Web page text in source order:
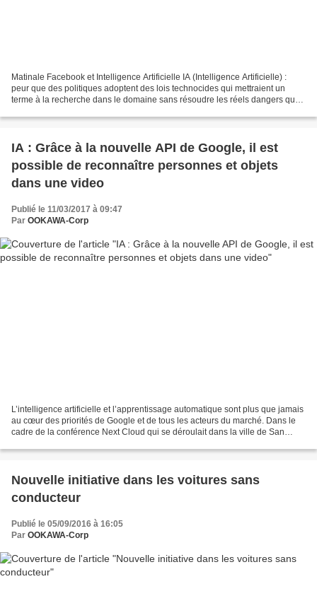
Matinale Facebook et Intelligence Artificielle IA (Intelligence Artificielle) :
peur que des politiques adoptent des lois technocides qui mettraient un
terme à la recherche dans le domaine sans résoudre les réels dangers que
IA : Grâce à la nouvelle API de Google, il est
possible de reconnaître personnes et objets
dans une video
Publié le 11/03/2017 à 09:47
Par OOKAWA-Corp
L’intelligence artificielle et l’apprentissage automatique sont plus que jamais
au cœur des priorités de Google et de tous les acteurs du marché. Dans le
cadre de la conférence Next Cloud qui se déroulait dans la ville de San
Nouvelle initiative dans les voitures sans
conducteur
Publié le 05/09/2016 à 16:05
Par OOKAWA-Corp